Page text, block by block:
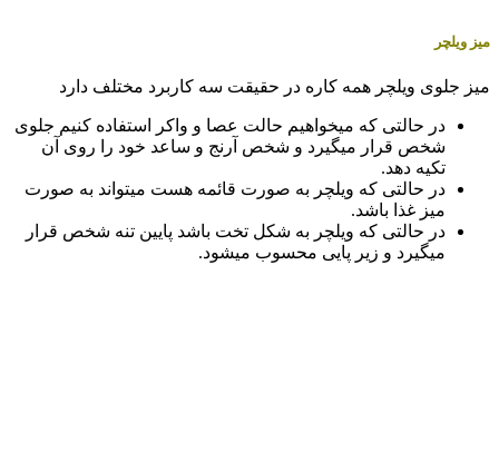
میز ویلچر
میز جلوی ویلچر همه کاره در حقیقت سه کاربرد مختلف دارد
در حالتی که میخواهیم حالت عصا و واکر استفاده کنیم جلوی
شخص قرار میگیرد و شخص آرنج و ساعد خود را روی آن
تکیه دهد.
در حالتی که ویلچر به صورت قائمه هست میتواند به صورت
میز غذا باشد.
در حالتی که ویلچر به شکل تخت باشد پایین تنه شخص قرار
میگیرد و زیر پایی محسوب میشود.